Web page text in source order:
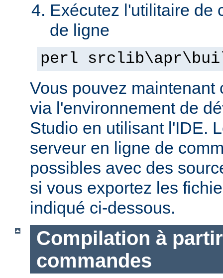
Exécutez l'utilitaire de
de ligne
perl
Vous pouvez maintenant
via l'environnement de
Studio en utilisant l'IDE.
serveur en ligne de
possibles avec des
si vous exportez les
indiqué ci-dessous.
Compilation à
commandes